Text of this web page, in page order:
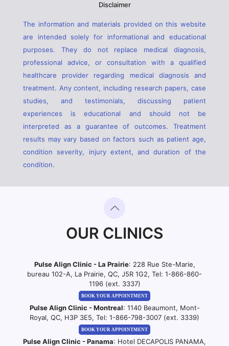
Disclaimer
The information and materials provided on this website
are intended solely for informational and educational
purposes. They do not replace medical diagnosis,
professional advice, or consultation with a qualified
healthcare provider regarding medical diagnosis and
treatment. Any content, including research papers, case
studies, and testimonials, discussing patient
experiences is educational and should not be
interpreted as a guarantee of outcomes. Treatment
results may vary based on factors such as patient age,
condition severity, injury extent, and duration of the
condition.
OUR CLINICS
Pulse Align Clinic - La Prairie: 228 Rue Ste-Marie,
bureau 102-A, La Prairie, QC, J5R 1G2, Tel: 1-866-860-
1196 (ext. 3337)
BOOK YOUR APPOINTMENT
Pulse Align Clinic - Montreal: 1140 Beaumont, Mont-
Royal, QC, H3P 3E5, Tel: 1-866-798-3007 (ext. 3339)
BOOK YOUR APPOINTMENT
Pulse Align Clinic - Panama: Hotel DECAPOLIS PANAMA,